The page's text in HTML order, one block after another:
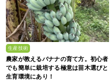
生産技術
農家が教えるバナナの育て方。初心者
でも簡単に栽培する極意は苗木選びと
生育環境にあり！